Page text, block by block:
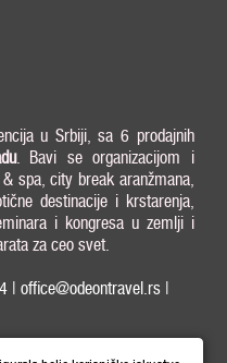
u Srbiji, sa 6 prodajnih
. Bavi se organizacijom i
spa, city break aranžmana,
destinacije i krstarenja,
i kongresa u zemlji i
za ceo svet.
| office@odeontravel.rs |